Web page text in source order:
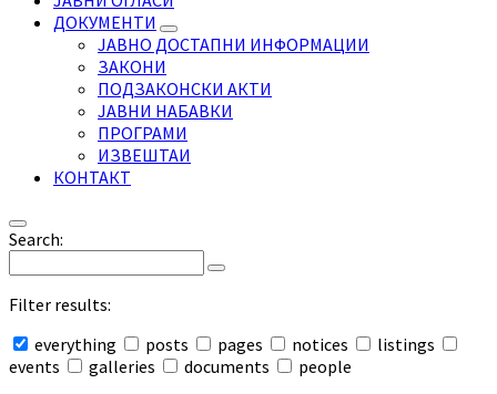
ДОКУМЕНТИ
ЈАВНО ДОСТАПНИ ИНФОРМАЦИИ
ЗАКОНИ
ПОДЗАКОНСКИ АКТИ
ЈАВНИ НАБАВКИ
ПРОГРАМИ
ИЗВЕШТАИ
КОНТАКТ
Search:
Filter results:
everything
posts pages notices
listings
events
galleries documents people